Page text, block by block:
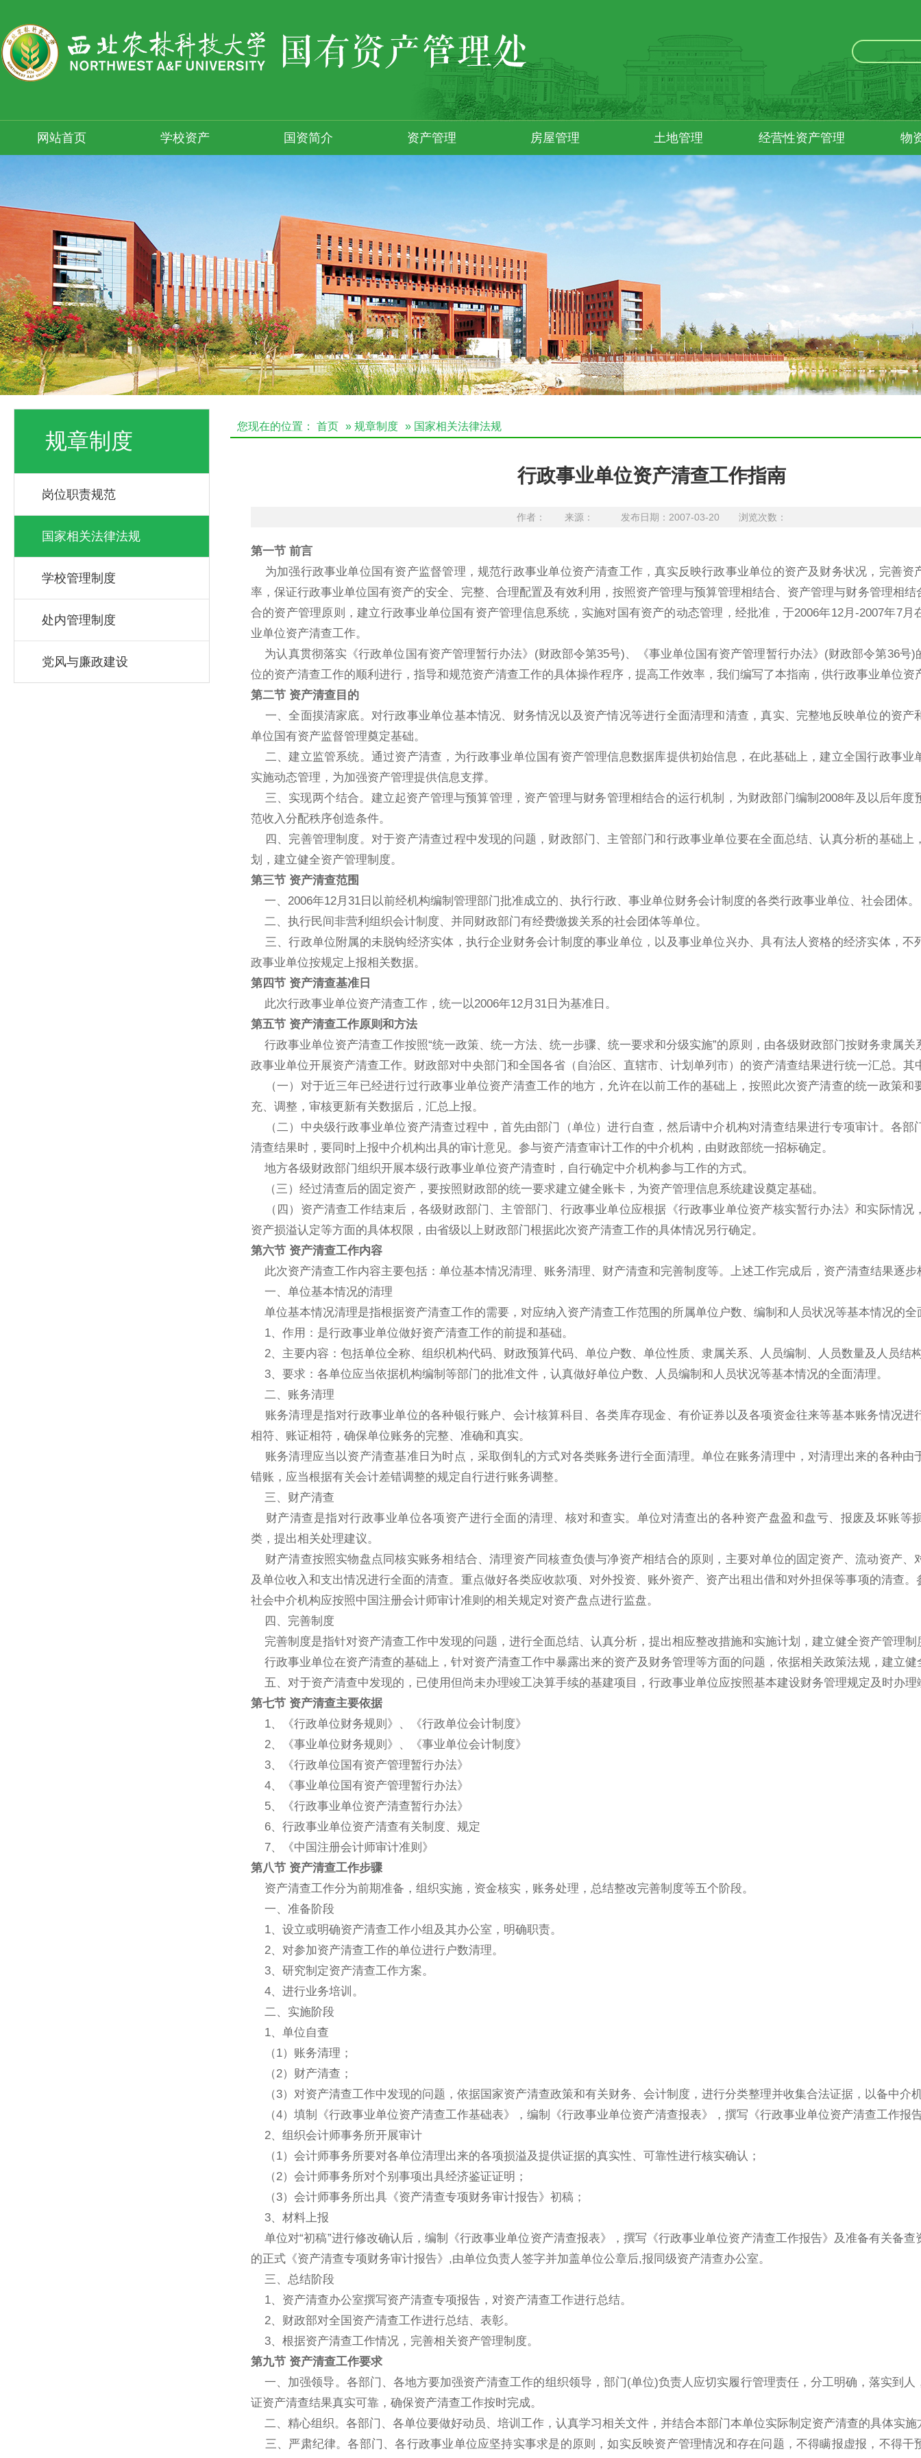
网站首页 学校资产 国资简介 资产管理 房屋管理 土地管理 经营性资产管理 物
规章制度
岗位职责规范
国家相关法律法规
学校管理制度
处内管理制度
党风与廉政建设
您现在的位置： 首页 » 规章制度 » 国家相关法律法规
行政事业单位资产清查工作指南
作者： 来源： 发布日期：2007-03-20 浏览次数：
第一节 前言
为加强行政事业单位国有资产监督管理，规范行政事业单位资产清查工作，真实反映行政事业单位的资产及财务状况，完善资
率，保证行政事业单位国有资产的安全、完整、合理配置及有效利用，按照资产管理与预算管理相结合、资产管理与财务管理相
合的资产管理原则，建立行政事业单位国有资产管理信息系统，实施对国有资产的动态管理，经批准，于2006年12月-2007年7月
业单位资产清查工作。
为认真贯彻落实《行政单位国有资产管理暂行办法》(财政部令第35号)、《事业单位国有资产管理暂行办法》(财政部令第36号)
位的资产清查工作的顺利进行，指导和规范资产清查工作的具体操作程序，提高工作效率，我们编写了本指南，供行政事业单位资
第二节 资产清查目的
一、全面摸清家底。对行政事业单位基本情况、财务情况以及资产情况等进行全面清理和清查，真实、完整地反映单位的资产
单位国有资产监督管理奠定基础。
二、建立监管系统。通过资产清查，为行政事业单位国有资产管理信息数据库提供初始信息，在此基础上，建立全国行政事业
实施动态管理，为加强资产管理提供信息支撑。
三、实现两个结合。建立起资产管理与预算管理，资产管理与财务管理相结合的运行机制，为财政部门编制2008年及以后年度
范收入分配秩序创造条件。
四、完善管理制度。对于资产清查过程中发现的问题，财政部门、主管部门和行政事业单位要在全面总结、认真分析的基础上
划，建立健全资产管理制度。
第三节 资产清查范围
一、2006年12月31日以前经机构编制管理部门批准成立的、执行行政、事业单位财务会计制度的各类行政事业单位、社会团体。
二、执行民间非营利组织会计制度、并同财政部门有经费缴拨关系的社会团体等单位。
三、行政单位附属的未脱钩经济实体，执行企业财务会计制度的事业单位，以及事业单位兴办、具有法人资格的经济实体，不
政事业单位按规定上报相关数据。
第四节 资产清查基准日
此次行政事业单位资产清查工作，统一以2006年12月31日为基准日。
第五节 资产清查工作原则和方法
行政事业单位资产清查工作按照“统一政策、统一方法、统一步骤、统一要求和分级实施”的原则，由各级财政部门按财务隶属关
政事业单位开展资产清查工作。财政部对中央部门和全国各省（自治区、直辖市、计划单列市）的资产清查结果进行统一汇总。其
（一）对于近三年已经进行过行政事业单位资产清查工作的地方，允许在以前工作的基础上，按照此次资产清查的统一政策和
充、调整，审核更新有关数据后，汇总上报。
（二）中央级行政事业单位资产清查过程中，首先由部门（单位）进行自查，然后请中介机构对清查结果进行专项审计。各部
清查结果时，要同时上报中介机构出具的审计意见。参与资产清查审计工作的中介机构，由财政部统一招标确定。
地方各级财政部门组织开展本级行政事业单位资产清查时，自行确定中介机构参与工作的方式。
（三）经过清查后的固定资产，要按照财政部的统一要求建立健全账卡，为资产管理信息系统建设奠定基础。
（四）资产清查工作结束后，各级财政部门、主管部门、行政事业单位应根据《行政事业单位资产核实暂行办法》和实际情况
资产损溢认定等方面的具体权限，由省级以上财政部门根据此次资产清查工作的具体情况另行确定。
第六节 资产清查工作内容
此次资产清查工作内容主要包括：单位基本情况清理、账务清理、财产清查和完善制度等。上述工作完成后，资产清查结果逐步
一、单位基本情况的清理
单位基本情况清理是指根据资产清查工作的需要，对应纳入资产清查工作范围的所属单位户数、编制和人员状况等基本情况的全
1、作用：是行政事业单位做好资产清查工作的前提和基础。
2、主要内容：包括单位全称、组织机构代码、财政预算代码、单位户数、单位性质、隶属关系、人员编制、人员数量及人员结
3、要求：各单位应当依据机构编制等部门的批准文件，认真做好单位户数、人员编制和人员状况等基本情况的全面清理。
二、账务清理
账务清理是指对行政事业单位的各种银行账户、会计核算科目、各类库存现金、有价证券以及各项资金往来等基本账务情况进
相符、账证相符，确保单位账务的完整、准确和真实。
账务清理应当以资产清查基准日为时点，采取倒轧的方式对各类账务进行全面清理。单位在账务清理中，对清理出来的各种由
错账，应当根据有关会计差错调整的规定自行进行账务调整。
三、财产清查
财产清查是指对行政事业单位各项资产进行全面的清理、核对和查实。单位对清查出的各种资产盘盈和盘亏、报废及坏账等
类，提出相关处理建议。
财产清查按照实物盘点同核实账务相结合、清理资产同核查负债与净资产相结合的原则，主要对单位的固定资产、流动资产、
及单位收入和支出情况进行全面的清查。重点做好各类应收款项、对外投资、账外资产、资产出租出借和对外担保等事项的清查
社会中介机构应按照中国注册会计师审计准则的相关规定对资产盘点进行监盘。
四、完善制度
完善制度是指针对资产清查工作中发现的问题，进行全面总结、认真分析，提出相应整改措施和实施计划，建立健全资产管理制
行政事业单位在资产清查的基础上，针对资产清查工作中暴露出来的资产及财务管理等方面的问题，依据相关政策法规，建立
五、对于资产清查中发现的，已使用但尚未办理竣工决算手续的基建项目，行政事业单位应按照基本建设财务管理规定及时办理
第七节 资产清查主要依据
1、《行政单位财务规则》、《行政单位会计制度》
2、《事业单位财务规则》、《事业单位会计制度》
3、《行政单位国有资产管理暂行办法》
4、《事业单位国有资产管理暂行办法》
5、《行政事业单位资产清查暂行办法》
6、行政事业单位资产清查有关制度、规定
7、《中国注册会计师审计准则》
第八节 资产清查工作步骤
资产清查工作分为前期准备，组织实施，资金核实，账务处理，总结整改完善制度等五个阶段。
一、准备阶段
1、设立或明确资产清查工作小组及其办公室，明确职责。
2、对参加资产清查工作的单位进行户数清理。
3、研究制定资产清查工作方案。
4、进行业务培训。
二、实施阶段
1、单位自查
（1）账务清理；
（2）财产清查；
（3）对资产清查工作中发现的问题，依据国家资产清查政策和有关财务、会计制度，进行分类整理并收集合法证据，以备中介
（4）填制《行政事业单位资产清查工作基础表》，编制《行政事业单位资产清查报表》，撰写《行政事业单位资产清查工作报
2、组织会计师事务所开展审计
（1）会计师事务所要对各单位清理出来的各项损溢及提供证据的真实性、可靠性进行核实确认；
（2）会计师事务所对个别事项出具经济鉴证证明；
（3）会计师事务所出具《资产清查专项财务审计报告》初稿；
3、材料上报
单位对“初稿”进行修改确认后，编制《行政事业单位资产清查报表》，撰写《行政事业单位资产清查工作报告》及准备有关备查
的正式《资产清查专项财务审计报告》,由单位负责人签字并加盖单位公章后,报同级资产清查办公室。
三、总结阶段
1、资产清查办公室撰写资产清查专项报告，对资产清查工作进行总结。
2、财政部对全国资产清查工作进行总结、表彰。
3、根据资产清查工作情况，完善相关资产管理制度。
第九节 资产清查工作要求
一、加强领导。各部门、各地方要加强资产清查工作的组织领导，部门(单位)负责人应切实履行管理责任，分工明确，落实到人
证资产清查结果真实可靠，确保资产清查工作按时完成。
二、精心组织。各部门、各单位要做好动员、培训工作，认真学习相关文件，并结合本部门本单位实际制定资产清查的具体实
三、严肃纪律。各部门、各行政事业单位应坚持实事求是的原则，如实反映资产管理情况和存在问题，不得瞒报虚报，不得干